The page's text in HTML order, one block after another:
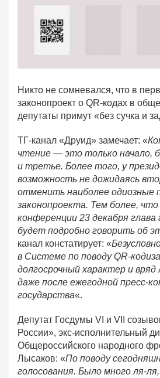
Никто не сомневался, что в
законопроект о QR-кодах в
депутаты примут «без сучка и
ТГ-канал «Друид» замечает: «
чтение — это только начало,
и третье. Более того, у
возможность не дожидаясь
отменить наиболее одиозные
законопроекта. Тем более, что
конференции 23 декабря глава
будет подробно говорить об
канал констатирует: «
в Системе по поводу QR-
долгосрочный характер и вряд
даже после ежегодной пресс-
государства«.
Депутат Госдумы VI и VII
России», экс-исполнительный
Общероссийского народного
Лысаков: «По поводу
голосования. Было много ля-